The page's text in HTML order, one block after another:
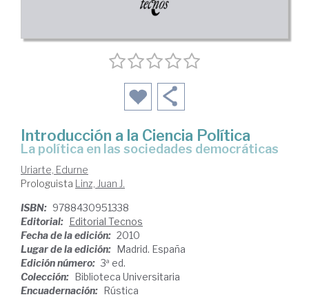
Introducción a la Ciencia Política
la política en las sociedades democráticas
Uriarte, Edurne
Prologuista Linz, Juan J.
ISBN: 9788430951338
Editorial: Editorial Tecnos
Fecha de la edición: 2010
Lugar de la edición: Madrid. España
Edición número: 3ª ed.
Colección: Biblioteca Universitaria
Encuadernación: Rústica